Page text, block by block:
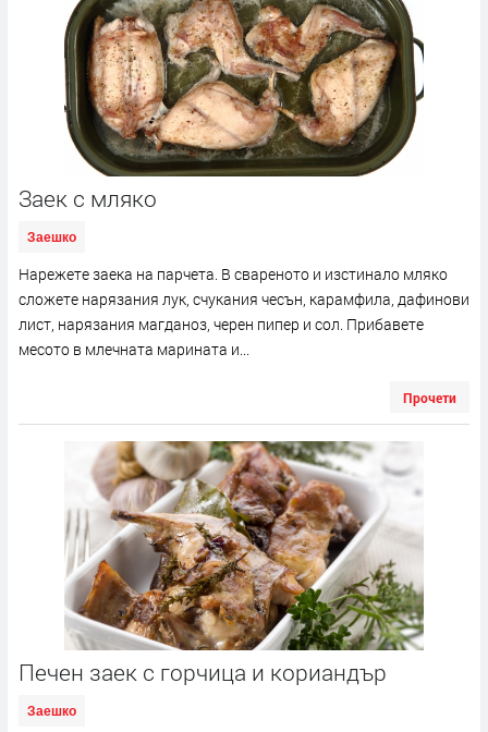
Заек с мляко
Заешко
Нарежете заека на парчета. В свареното и изстинало мляко
сложете нарязания лук, счукания чесън, карамфила, дафинови
лист, нарязания магданоз, черен пипер и сол. Прибавете
месото в млечната марината и...
Прочети
Печен заек с горчица и кориандър
Заешко